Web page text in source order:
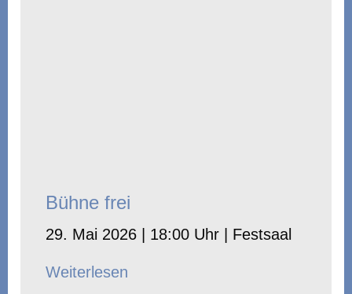
Bühne frei
29. Mai 2026 | 18:00 Uhr | Festsaal
Weiterlesen